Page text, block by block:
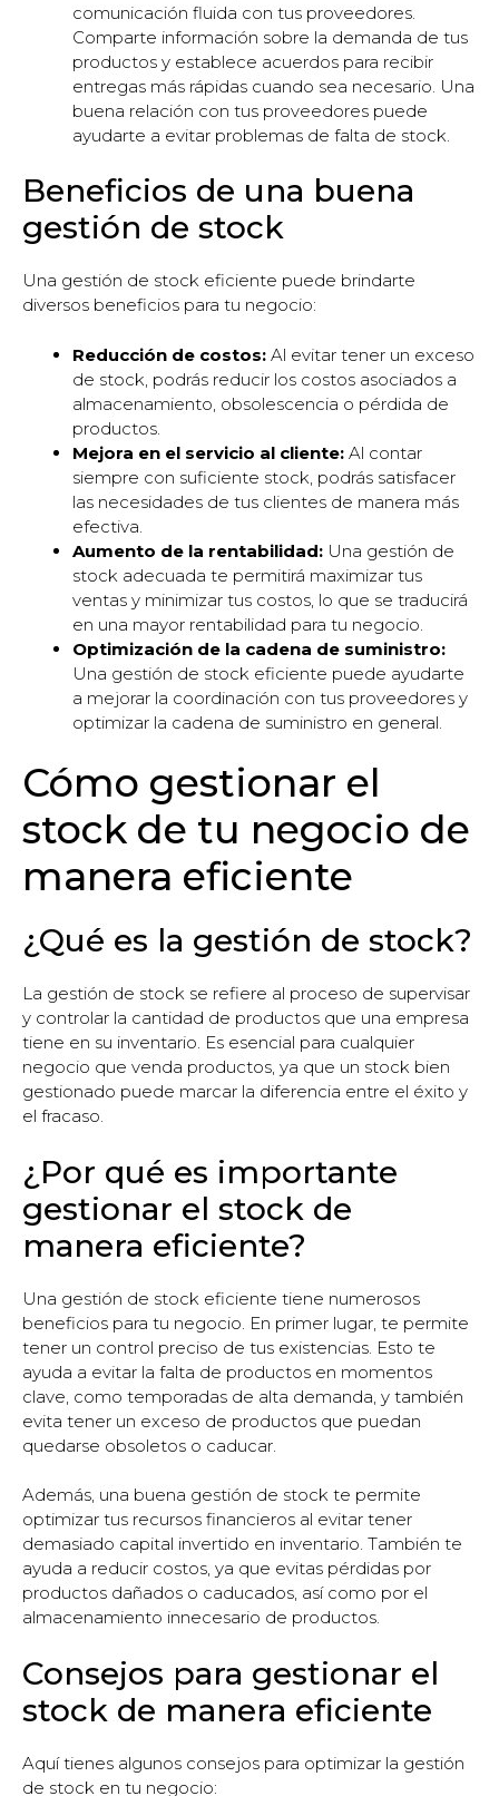
comunicación fluida con tus proveedores.
Comparte información sobre la demanda de tus
productos y establece acuerdos para recibir
entregas más rápidas cuando sea necesario. Una
buena relación con tus proveedores puede
ayudarte a evitar problemas de falta de stock.
Beneficios de una buena
gestión de stock
Una gestión de stock eficiente puede brindarte
diversos beneficios para tu negocio:
Reducción de costos: Al evitar tener un exceso
de stock, podrás reducir los costos asociados a
almacenamiento, obsolescencia o pérdida de
productos.
Mejora en el servicio al cliente: Al contar
siempre con suficiente stock, podrás satisfacer
las necesidades de tus clientes de manera más
efectiva.
Aumento de la rentabilidad: Una gestión de
stock adecuada te permitirá maximizar tus
ventas y minimizar tus costos, lo que se traducirá
en una mayor rentabilidad para tu negocio.
Optimización de la cadena de suministro:
Una gestión de stock eficiente puede ayudarte
a mejorar la coordinación con tus proveedores y
optimizar la cadena de suministro en general.
Cómo gestionar el
stock de tu negocio de
manera eficiente
¿Qué es la gestión de stock?
La gestión de stock se refiere al proceso de supervisar
y controlar la cantidad de productos que una empresa
tiene en su inventario. Es esencial para cualquier
negocio que venda productos, ya que un stock bien
gestionado puede marcar la diferencia entre el éxito y
el fracaso.
¿Por qué es importante
gestionar el stock de
manera eficiente?
Una gestión de stock eficiente tiene numerosos
beneficios para tu negocio. En primer lugar, te permite
tener un control preciso de tus existencias. Esto te
ayuda a evitar la falta de productos en momentos
clave, como temporadas de alta demanda, y también
evita tener un exceso de productos que puedan
quedarse obsoletos o caducar.
Además, una buena gestión de stock te permite
optimizar tus recursos financieros al evitar tener
demasiado capital invertido en inventario. También te
ayuda a reducir costos, ya que evitas pérdidas por
productos dañados o caducados, así como por el
almacenamiento innecesario de productos.
Consejos para gestionar el
stock de manera eficiente
Aquí tienes algunos consejos para optimizar la gestión
de stock en tu negocio: